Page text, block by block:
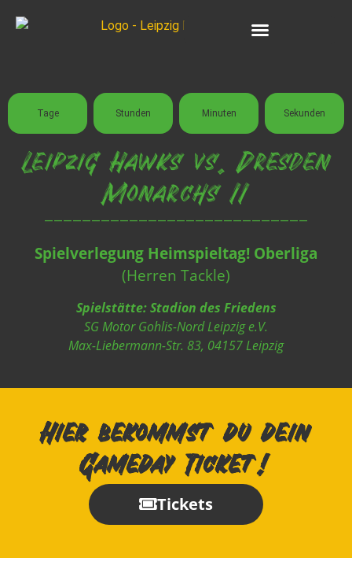
Leipzig Hawks vs. Dresden
Monarchs II
————————————————————————————
Spielverlegung Heimspieltag! Oberliga
(Herren Tackle)
Spielstätte: Stadion des Friedens
SG Motor Gohlis-Nord Leipzig e.V.
Max-Liebermann-Str. 83, 04157 Leipzig
Tage Stunden Minuten Sekunden
Tickets
Hier bekommst du dein
Gameday Ticket!